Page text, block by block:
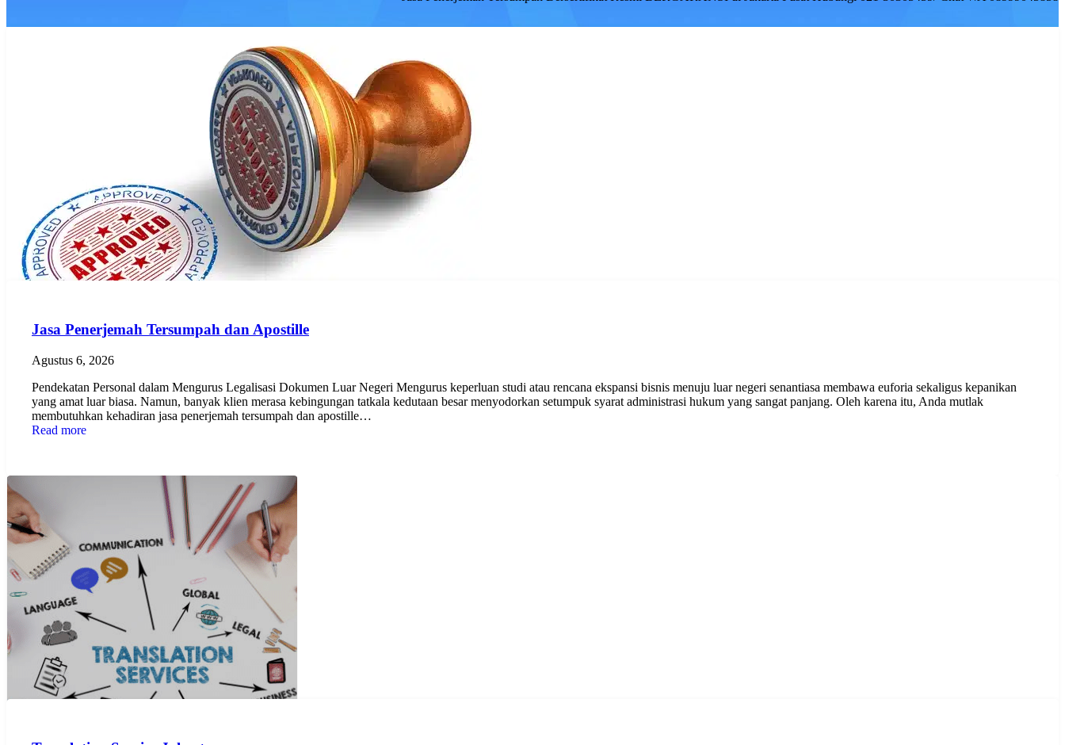
Jasa Penerjemah Tersumpah dan Apostille
Agustus 6, 2026
Pendekatan Personal dalam Mengurus Legalisasi Dokumen Luar Negeri Mengurus keperluan studi atau rencana ekspansi bisnis menuju luar negeri senantiasa membawa euforia sekaligus kepanikan
yang amat luar biasa. Namun, banyak klien merasa kebingungan tatkala kedutaan besar menyodorkan setumpuk syarat administrasi hukum yang sangat panjang. Oleh karena itu, Anda mutlak
membutuhkan kehadiran jasa penerjemah tersumpah dan apostille…
Read more